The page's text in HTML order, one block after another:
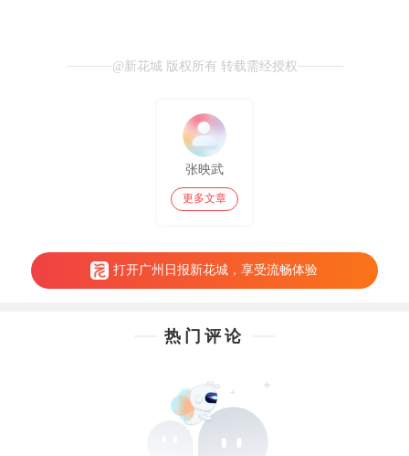
@新花城 版权所有 转载需经授权
张映武
更多文章
打开广州日报新花城，享受流畅体验
热门评论